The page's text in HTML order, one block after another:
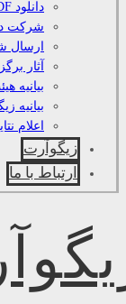
دانلود PDF فراخوان
شرکت
ارسال
آثار
بیانیه
بیانیه
اعلام
زیگوآرت
ارتباط با ما